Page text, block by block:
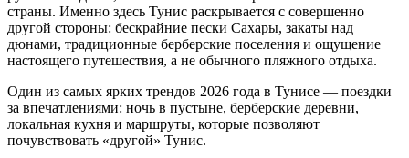
страны. Именно здесь Тунис раскрывается с совершенно
другой стороны: бескрайние пески Сахары, закаты над
дюнами, традиционные берберские поселения и ощущение
настоящего путешествия, а не обычного пляжного отдыха.
Один из самых ярких трендов 2026 года в Тунисе — поездки
за впечатлениями: ночь в пустыне, берберские деревни,
локальная кухня и маршруты, которые позволяют
почувствовать «другой» Тунис.